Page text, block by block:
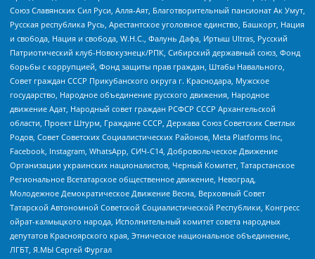
Союз Славянских Сил Руси, Алля-Аят, Благотворительный пансионат Ак Умут,
Русская республика Русь, Арестантское уголовное единство, Башкорт, Нация
и свобода, Нация и свобода, W.H.С., Фалунь Дафа, Иртыш Ultras, Русский
Патриотический клуб-Новокузнецк/РПК, Сибирский державный союз, Фонд
борьбы с коррупцией, Фонд защиты прав граждан, Штабы Навального,
Совет граждан СССР Прикубанского округа г. Краснодара, Мужское
государство, Народное объединение русского движения, Народное
движение Адат, Народный совет граждан РСФСР СССР Архангельской
области, Проект Штурм, Граждане СССР, Держава Союз Советских Светлых
Родов, Совет Советских Социалистических Районов, Meta Platforms Inc,
Facebook, Instagram, WhatsApp, СИЧ-С14, Добровольческое Движение
Организации украинских националистов, Черный Комитет, Татарстанское
Региональное Всетатарское общественное движение, Невоград,
Молодежное Демократическое Движение Весна, Верховный Совет
Татарской Автономной Советской Социалистической Республики, Конгресс
ойрат-калмыцкого народа, Исполнительный комитет совета народных
депутатов Красноярского края, Этническое национальное объединение,
ЛГБТ, Я.МЫ Сергей Фургал